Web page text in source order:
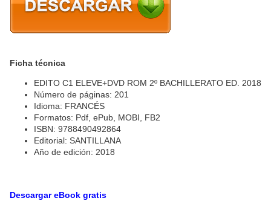
Ficha técnica
EDITO C1 ELEVE+DVD ROM 2º BACHILLERATO ED. 2018
Número de páginas: 201
Idioma: FRANCÉS
Formatos: Pdf, ePub, MOBI, FB2
ISBN: 9788490492864
Editorial: SANTILLANA
Año de edición: 2018
Descargar eBook gratis